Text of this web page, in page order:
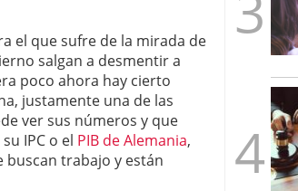
el que sufre de la mirada de
salgan a desmentir a
poco ahora hay cierto
justamente una de las
ver sus números y que
IPC o el PIB de Alemania,
buscan trabajo y están